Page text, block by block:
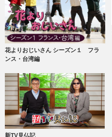
花よりおじいさん シーズン１ フラ
ンス・台湾編
新TV見仏記